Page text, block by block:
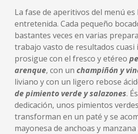
La fase de aperitivos del menú es
entretenida. Cada pequeño
bastantes veces en varias
trabajo vasto de resultados cuasi
prosigue con el fresco y etéreo
arenque, con un champiñón y
liviano y con un ligero rebose
de pimiento verde y salazones.
dedicación, unos pimientos
transforman en un paté y se
mayonesa de anchoas y manzana